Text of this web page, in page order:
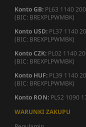
Konto GB: PL63 1140
(BIC: BREXPLPWMBK)
Konto USD: PL37 1140
(BIC: BREXPLPWMBK)
Konto CZK: PL02 1140
(BIC: BREXPLPWMBK)
Konto HUF: PL39 1140
(BIC: BREXPLPWMBK)
Konto RON: PL52 1090
WARUNKI ZAKUPU